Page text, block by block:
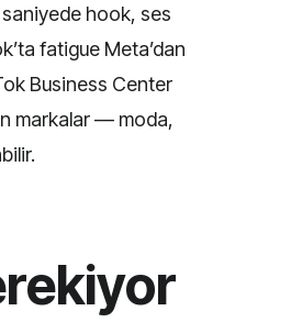
saniyede hook, ses
fatigue Meta’dan
Business Center
markalar — moda,